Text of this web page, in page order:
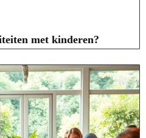
met kinderen?